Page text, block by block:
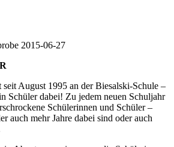
August 1995 an der Biesalski-Schule –
Schüler dabei! Zu jedem neuen Schuljahr
Schülerinnen und Schüler –
auch mehr Jahre dabei sind oder auch